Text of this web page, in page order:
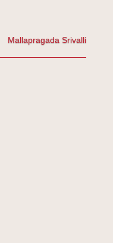
Mallapragada Srivalli